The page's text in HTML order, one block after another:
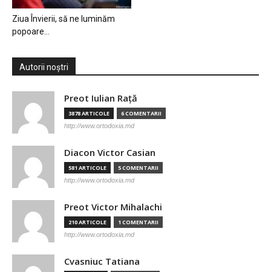
Ziua Învierii, să ne luminăm
popoare…
Autorii noștri
Preot Iulian Raţă
3878 ARTICOLE 6 COMENTARII
http://www.ortodoxia.md
Diacon Victor Casian
581 ARTICOLE 5 COMENTARII
http://www.ortodoxia.md
Preot Victor Mihalachi
210 ARTICOLE 1 COMENTARII
http://www.ortodoxia.md
Cvasniuc Tatiana